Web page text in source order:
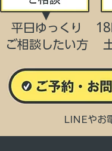
平日ゆっくり
ご相談したい方
LINEやお